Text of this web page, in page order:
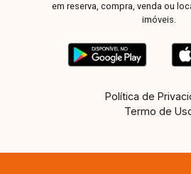
em reserva, compra, venda ou
imóveis.
Política de
Termo de